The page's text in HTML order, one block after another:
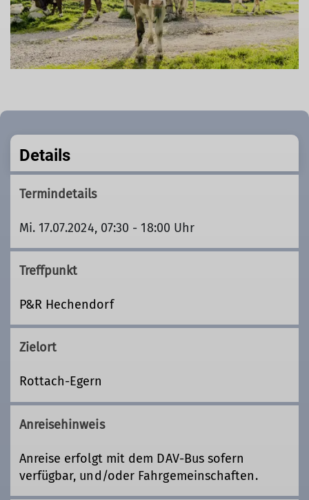
Details
Termindetails
Mi. 17.07.2024, 07:30 - 18:00 Uhr
Treffpunkt
P&R Hechendorf
Zielort
Rottach-Egern
Anreisehinweis
Anreise erfolgt mit dem DAV-Bus sofern
verfügbar, und/oder Fahrgemeinschaften.